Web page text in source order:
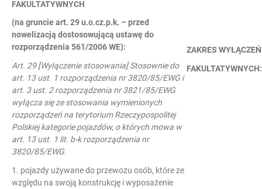
FAKULTATYWNYCH
(na gruncie art. 29 u.o.cz.p.k. – przed
nowelizacją dostosowującą ustawę do
rozporządzenia 561/2006 WE):
Art. 29 [Wyłączenie stosowania] Stosownie do
art. 13 ust. 1 rozporządzenia nr 3820/85/EWG i
art. 3 ust. 2 rozporządzenia nr 3821/85/EWG
wyłącza się ze stosowania wymienionych
rozporządzeń na terytorium Rzeczypospolitej
Polskiej kategorie pojazdów, o których mowa w
art. 13 ust. 1 lit. b-k rozporządzenia nr
3820/85/EWG.
ZAKRES WYŁĄCZEŃ
FAKULTATYWNYCH:
1. pojazdy używane do przewozu osób, które ze
względu na swoją konstrukcję i wyposażenie